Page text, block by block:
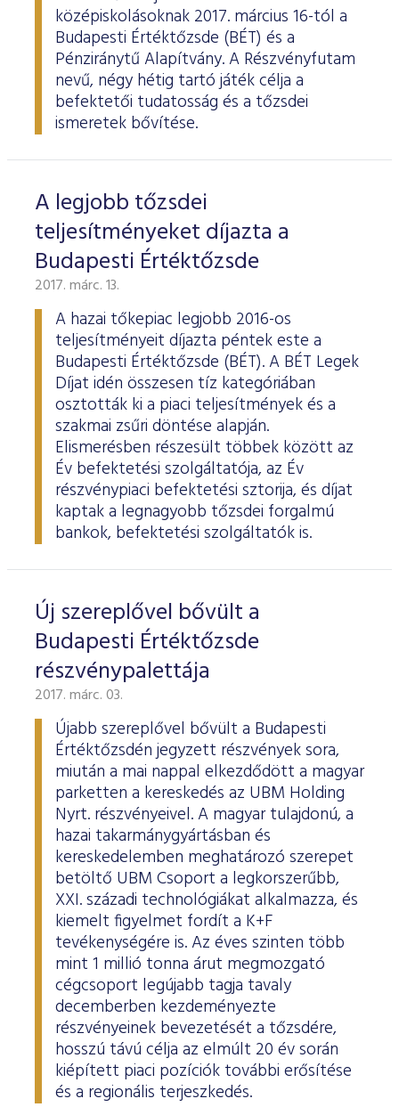
középiskolásoknak 2017. március 16-tól a
Budapesti Értéktőzsde (BÉT) és a
Pénziránytű Alapítvány. A Részvényfutam
nevű, négy hétig tartó játék célja a
befektetői tudatosság és a tőzsdei
ismeretek bővítése.
A legjobb tőzsdei
teljesítményeket díjazta a
Budapesti Értéktőzsde
2017. márc. 13.
A hazai tőkepiac legjobb 2016-os
teljesítményeit díjazta péntek este a
Budapesti Értéktőzsde (BÉT). A BÉT Legek
Díjat idén összesen tíz kategóriában
osztották ki a piaci teljesítmények és a
szakmai zsűri döntése alapján.
Elismerésben részesült többek között az
Év befektetési szolgáltatója, az Év
részvénypiaci befektetési sztorija, és díjat
kaptak a legnagyobb tőzsdei forgalmú
bankok, befektetési szolgáltatók is.
Új szereplővel bővült a
Budapesti Értéktőzsde
részvénypalettája
2017. márc. 03.
Újabb szereplővel bővült a Budapesti
Értéktőzsdén jegyzett részvények sora,
miután a mai nappal elkezdődött a magyar
parketten a kereskedés az UBM Holding
Nyrt. részvényeivel. A magyar tulajdonú, a
hazai takarmánygyártásban és
kereskedelemben meghatározó szerepet
betöltő UBM Csoport a legkorszerűbb,
XXI. századi technológiákat alkalmazza, és
kiemelt figyelmet fordít a K+F
tevékenységére is. Az éves szinten több
mint 1 millió tonna árut megmozgató
cégcsoport legújabb tagja tavaly
decemberben kezdeményezte
részvényeinek bevezetését a tőzsdére,
hosszú távú célja az elmúlt 20 év során
kiépített piaci pozíciók további erősítése
és a regionális terjeszkedés.